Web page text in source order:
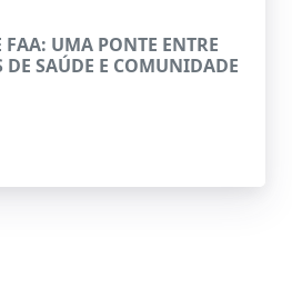
FAA: UMA PONTE ENTRE
DE SAÚDE E COMUNIDADE